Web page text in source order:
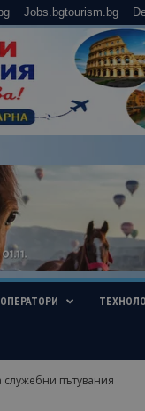
Jobs.bgtourism.bg
пътувания